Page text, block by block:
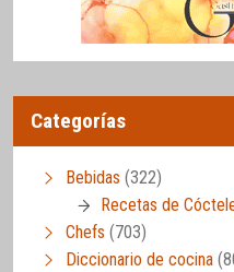
Categorías
Bebidas (322)
Recetas de
Chefs (703)
Diccionario de cocina